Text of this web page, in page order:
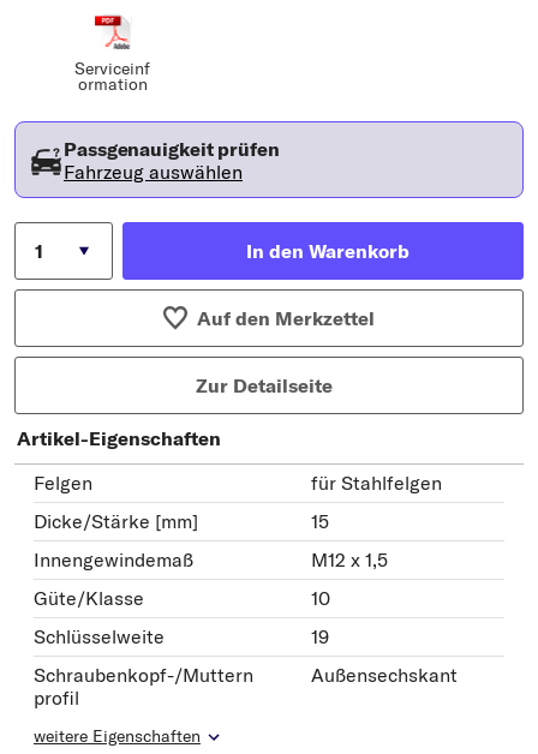
Serviceinf
ormation
Passgenauigkeit prüfen
Fahrzeug auswählen
In den Warenkorb
Auf den Merkzettel
Zur Detailseite
Artikel-Eigenschaften
Felgen
für Stahlfelgen
Dicke/Stärke [mm]
15
Innengewindemaß
M12 x 1,5
Güte/Klasse
10
Schlüsselweite
19
Schraubenkopf-/Muttern
profil
Außensechskant
weitere Eigenschaften